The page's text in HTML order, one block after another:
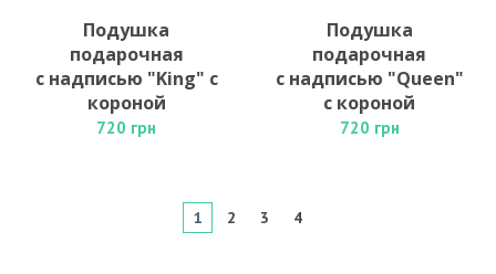
Подушка
подарочная
с надписью "King" с
короной
720 грн
Подушка
подарочная
с надписью "Queen"
с короной
720 грн
1 2 3 4